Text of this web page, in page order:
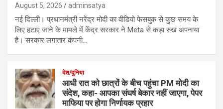
August 5, 2026 adminsatya
नई दिल्ली। प्रधानमंत्री नरेंद्र मोदी का वीडियो फेसबुक से कुछ समय के
लिए हटाए जाने के मामले में केंद्र सरकार ने Meta से कड़ा रुख अपनाया
है। सरकार लगातार कंपनी…
देश/दुनिया
आधी रात को छात्रों के बीच पहुंचा PM मोदी का
संदेश, कहा- आपका संघर्ष बेकार नहीं जाएगा, पेपर
माफिया पर होगा निर्णायक प्रहार